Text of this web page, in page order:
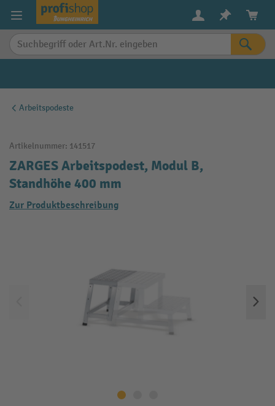
springen
Arbeitspodeste
Artikelnummer: 141517
ZARGES Arbeitspodest, Modul B,
Standhöhe 400 mm
Zur Produktbeschreibung